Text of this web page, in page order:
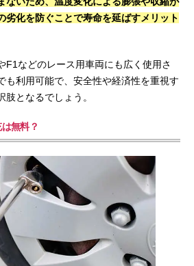
劣化を防ぐことで寿命を延ばすメリット
F1などのレース用車両にも広く使用さ
も利用可能で、安全性や経済性を重視す
となるでしょう。
無料？